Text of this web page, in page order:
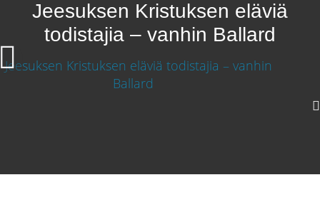
Jeesuksen Kristuksen eläviä
todistajia – vanhin Ballard